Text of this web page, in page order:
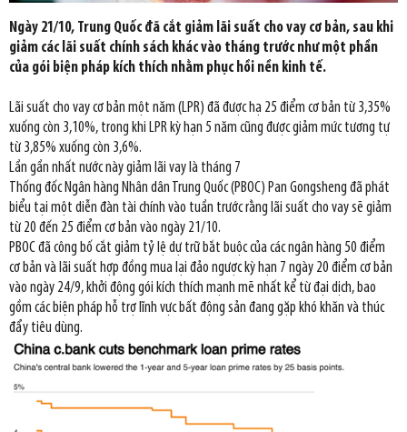
Ngày 21/10, Trung Quốc đã cắt giảm lãi suất cho vay cơ bản, sau khi
giảm các lãi suất chính sách khác vào tháng trước như một phần
của gói biện pháp kích thích nhằm phục hồi nền kinh tế.
Lãi suất cho vay cơ bản một năm (LPR) đã được hạ 25 điểm cơ bản từ 3,35%
xuống còn 3,10%, trong khi LPR kỳ hạn 5 năm cũng được giảm mức tương tự
từ 3,85% xuống còn 3,6%.
Lần gần nhất nước này giảm lãi vay là tháng 7
Thống đốc Ngân hàng Nhân dân Trung Quốc (PBOC) Pan Gongsheng đã phát
biểu tại một diễn đàn tài chính vào tuần trước rằng lãi suất cho vay sẽ giảm
từ 20 đến 25 điểm cơ bản vào ngày 21/10.
PBOC đã công bố cắt giảm tỷ lệ dự trữ bắt buộc của các ngân hàng 50 điểm
cơ bản và lãi suất hợp đồng mua lại đảo ngược kỳ hạn 7 ngày 20 điểm cơ bản
vào ngày 24/9, khởi động gói kích thích mạnh mẽ nhất kể từ đại dịch, bao
gồm các biện pháp hỗ trợ lĩnh vực bất động sản đang gặp khó khăn và thúc
đẩy tiêu dùng.